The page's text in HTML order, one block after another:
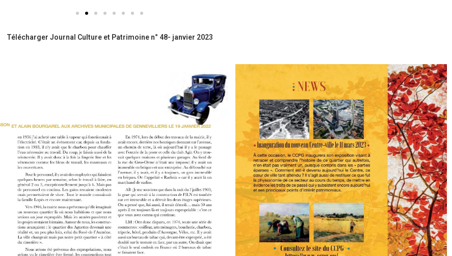
Télécharger Journal Culture et Patrimoine n° 48- janvier 2023